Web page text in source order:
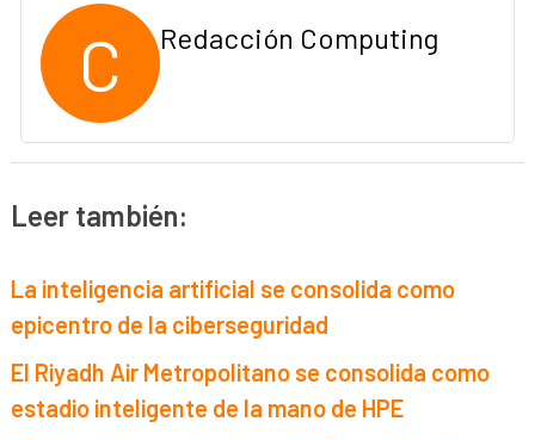
C Redacción Computing
Leer también:
La inteligencia artificial se consolida como
epicentro de la ciberseguridad
El Riyadh Air Metropolitano se consolida como
estadio inteligente de la mano de HPE